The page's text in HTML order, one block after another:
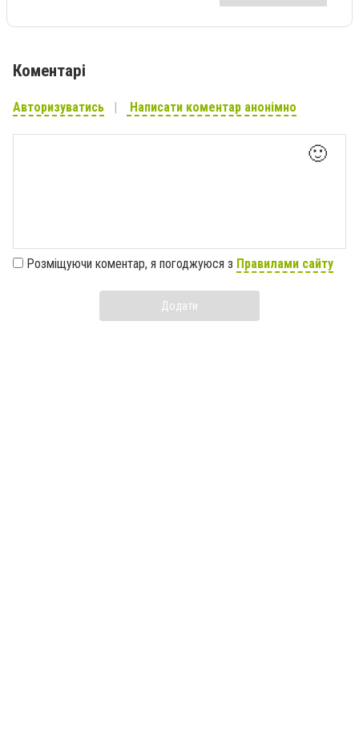
Коментарі
Авторизуватись Написати коментар анонімно
🙂
Розміщуючи коментар, я погоджуюся з Правилами сайту
Додати